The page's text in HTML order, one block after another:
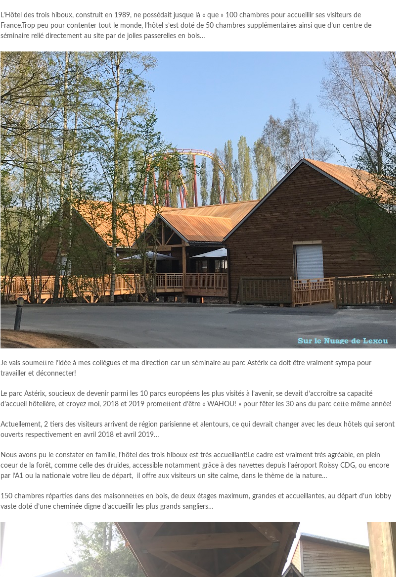
L’Hôtel des trois hiboux, construit en 1989, ne possédait jusque là « que » 100 chambres pour accueillir ses visiteurs de
France.Trop peu pour contenter tout le monde, l’hôtel s’est doté de 50 chambres supplémentaires ainsi que d’un centre de
séminaire relié directement au site par de jolies passerelles en bois…
Je vais soumettre l’idée à mes collègues et ma direction car un séminaire au parc Astérix ca doit être vraiment sympa pour
travailler et déconnecter!
Le parc Astérix, soucieux de devenir parmi les 10 parcs européens les plus visités à l’avenir, se devait d’accroître sa capacité
d’accueil hôtelière, et croyez moi, 2018 et 2019 promettent d’être « WAHOU! » pour fêter les 30 ans du parc cette même année!
Actuellement, 2 tiers des visiteurs arrivent de région parisienne et alentours, ce qui devrait changer avec les deux hôtels qui seront
ouverts respectivement en avril 2018 et avril 2019…
Nous avons pu le constater en famille, l’hôtel des trois hiboux est très accueillant!Le cadre est vraiment très agréable, en plein
coeur de la forêt, comme celle des druides, accessible notamment grâce à des navettes depuis l’aéroport Roissy CDG, ou encore
par l’A1 ou la nationale votre lieu de départ, il offre aux visiteurs un site calme, dans le thème de la nature…
150 chambres réparties dans des maisonnettes en bois, de deux étages maximum, grandes et accueillantes, au départ d’un lobby
vaste doté d’une cheminée digne d’accueillir les plus grands sangliers…